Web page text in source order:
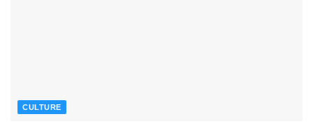
CULTURE